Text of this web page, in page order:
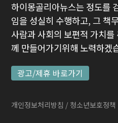
하이몽골리아뉴스는 정도를
임을 성실히 수행하고, 그 책
사람과 사회의 보편적 가치
께 만들어가기위해 노력하겠
광고/제휴 바로가기
개인정보처리방침 / 청소년보호정책